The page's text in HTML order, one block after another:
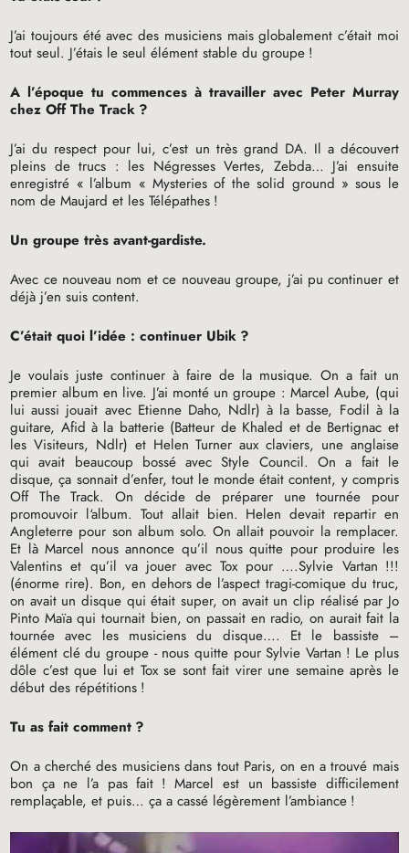
J’ai toujours été avec des musiciens mais globalement c’était moi
tout seul. J’étais le seul élément stable du groupe !
A l’époque tu commences à travailler avec Peter Murray
chez Off The Track ?
J’ai du respect pour lui, c’est un très grand DA. Il a découvert
pleins de trucs : les Négresses Vertes, Zebda… J’ai ensuite
enregistré « l’album « Mysteries of the solid ground » sous le
nom de Maujard et les Télépathes !
Un groupe très avant-gardiste.
Avec ce nouveau nom et ce nouveau groupe, j’ai pu continuer et
déjà j’en suis content.
C’était quoi l’idée : continuer Ubik ?
Je voulais juste continuer à faire de la musique. On a fait un
premier album en live. J’ai monté un groupe : Marcel Aube, (qui
lui aussi jouait avec Etienne Daho, Ndlr) à la basse, Fodil à la
guitare, Afid à la batterie (Batteur de Khaled et de Bertignac et
les Visiteurs, Ndlr) et Helen Turner aux claviers, une anglaise
qui avait beaucoup bossé avec Style Council. On a fait le
disque, ça sonnait d’enfer, tout le monde était content, y compris
Off The Track. On décide de préparer une tournée pour
promouvoir l‘album. Tout allait bien. Helen devait repartir en
Angleterre pour son album solo. On allait pouvoir la remplacer.
Et là Marcel nous annonce qu’il nous quitte pour produire les
Valentins et qu’il va jouer avec Tox pour ….Sylvie Vartan !!!
(énorme rire). Bon, en dehors de l’aspect tragi-comique du truc,
on avait un disque qui était super, on avait un clip réalisé par Jo
Pinto Maïa qui tournait bien, on passait en radio, on aurait fait la
tournée avec les musiciens du disque…. Et le bassiste –
élément clé du groupe - nous quitte pour Sylvie Vartan ! Le plus
dôle c’est que lui et Tox se sont fait virer une semaine après le
début des répétitions !
Tu as fait comment ?
On a cherché des musiciens dans tout Paris, on en a trouvé mais
bon ça ne l’a pas fait ! Marcel est un bassiste difficilement
remplaçable, et puis… ça a cassé légèrement l’ambiance !